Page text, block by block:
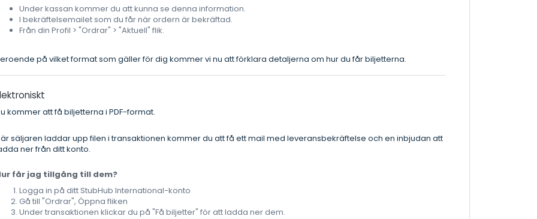
Under kassan kommer du att kunna se denna information.
I bekräftelsemailet som du får när ordern är bekräftad.
Från din Profil > "Ordrar" > "Aktuell" flik.
på vilket format som gäller för dig kommer vi nu att förklara detaljerna om hur du får biljetterna.
kommer att få biljetterna i PDF-format.
säljaren laddar upp filen i transaktionen kommer du att få ett mail med leveransbekräftelse och en inbjudan att
ner från ditt konto.
får jag tillgång till dem?
Logga in på ditt StubHub International-konto
Gå till "Ordrar", Öppna fliken
Under transaktionen klickar du på "Få biljetter" för att ladda ner dem.